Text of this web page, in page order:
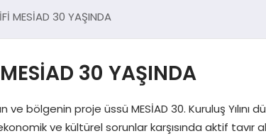
MESİAD 30 YAŞINDA
30 YAŞINDA
bölgenin proje üssü MESİAD 30. Kuruluş Yılını
ve kültürel sorunlar karşısında aktif tavır